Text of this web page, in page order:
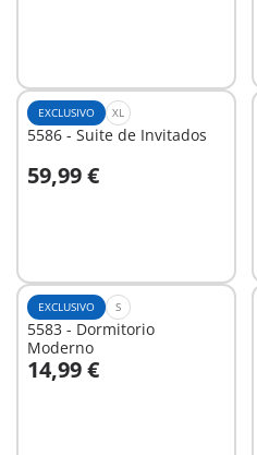
EXCLUSIVO XL
5586 - Suite de Invitados
59,99 €
A la cesta
EXCLUSIVO S
5583 - Dormitorio
Moderno
14,99 €
A la cesta